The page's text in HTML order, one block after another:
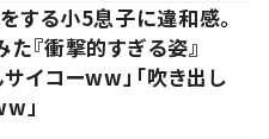
する小5息子に違和感。
『衝撃的すぎる姿』
イコーww」「吹き出し
」